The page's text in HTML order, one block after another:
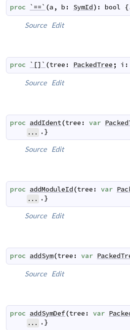
proc `==` (a , b : SymId) : bool
Source Edit
proc `[]` (tree : PackedTree ; i :
Source Edit
proc addIdent(tree : var
... .}
Source Edit
proc addModuleId(tree : var
... .}
Source Edit
proc addSym(tree : var
Source Edit
proc addSymDef(tree : var
... .}